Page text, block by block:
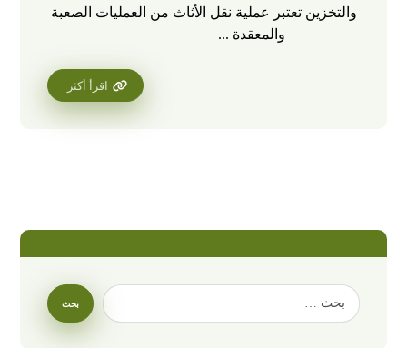
والتخزين تعتبر عملية نقل الأثاث من العمليات الصعبة
والمعقدة ...
اقرأ أكثر